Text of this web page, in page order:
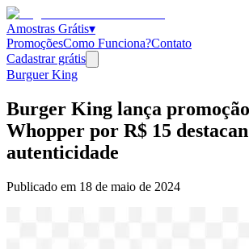
Amostras Grátis▾
PromoçõesComo Funciona?Contato
Cadastrar grátis
Burguer King
Burger King lança
Whopper por R$ 15
autenticidade
Publicado em 18 de maio de 2024